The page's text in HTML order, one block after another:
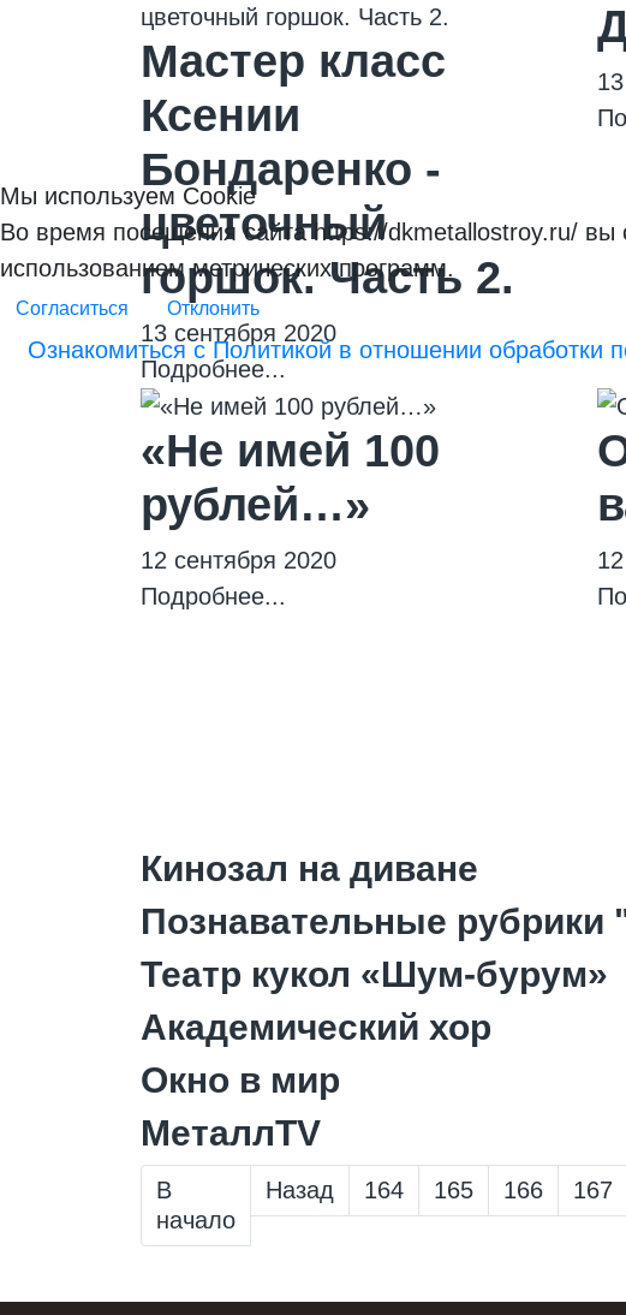
Мастер класс
Ксении
Бондаренко -
цветочный
горшок. Часть 2.
13 сентября 2020
Подробнее...
«Не имей 100
рублей…»
12 сентября 2020
Подробнее...
Кинозал на диване
Познавательные
Театр кукол «Шум-бурум»
Академический хор
Окно в мир
МеталлTV
В
начало
Назад 164 165 166 167
Мы используем Cookie
Во время посещения сайта https://dkmetallostroy.ru/
использованием метрических программ.
Согласиться Отклонить
Ознакомиться с Политикой в отношении